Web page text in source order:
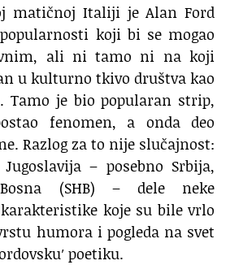
matičnoj Italiji je Alan Ford
koji bi se mogao
ali ni tamo ni na koji
u kulturno tkivo društva kao
Tamo je bio popularan strip,
fenomen, a onda deo
Razlog za to nije slučajnost:
– posebno Srbija,
(SHB) – dele neke
koje su bile vrlo
humora i pogleda na svet
poetiku.